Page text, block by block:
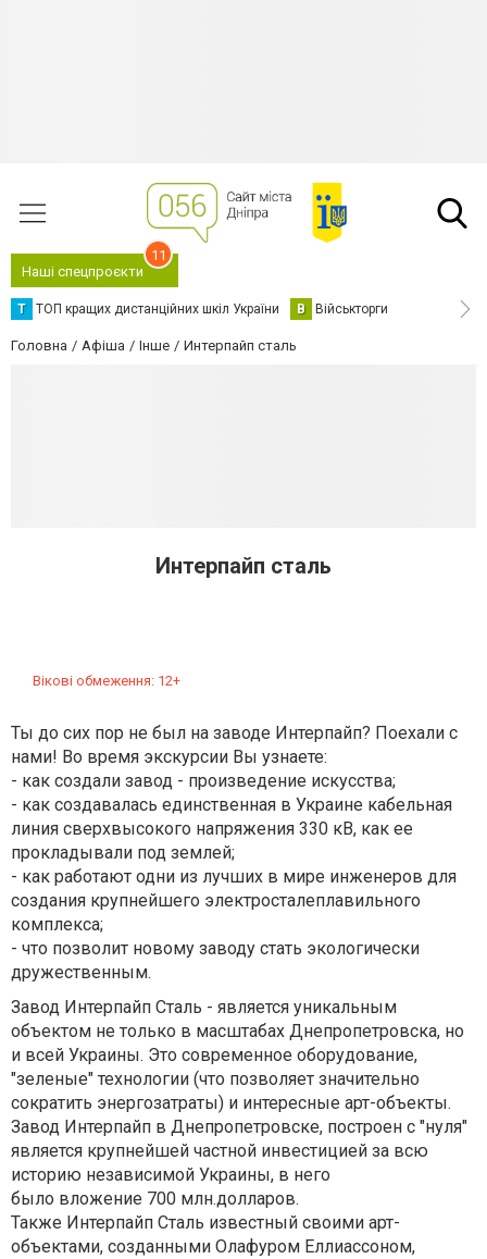
Наші спецпроєкти
11
Т ТОП кращих дистанційних шкіл України В Військторги
Головна Афіша Інше Интерпайп сталь
Интерпайп сталь
Вікові обмеження: 12+
Ты до сих пор не был на заводе Интерпайп? Поехали с
нами! Во время экскурсии Вы узнаете:
- как создали завод - произведение искусства;
- как создавалась единственная в Украине кабельная
линия сверхвысокого напряжения 330 кВ, как ее
прокладывали под землей;
- как работают одни из лучших в мире инженеров для
создания крупнейшего электросталеплавильного
комплекса;
- что позволит новому заводу стать экологически
дружественным.
Завод Интерпайп Сталь - является уникальным
объектом не только в масштабах Днепропетровска, но
и всей Украины. Это современное оборудование,
"зеленые" технологии (что позволяет значительно
сократить энергозатраты) и интересные арт-объекты.
Завод Интерпайп в Днепропетровске, построен с "нуля"
является крупнейшей частной инвестицией за всю
историю независимой Украины, в него
было вложение 700 млн.долларов.
Также Интерпайп Сталь известный своими арт-
объектами, созданными Олафуром Еллиассоном,